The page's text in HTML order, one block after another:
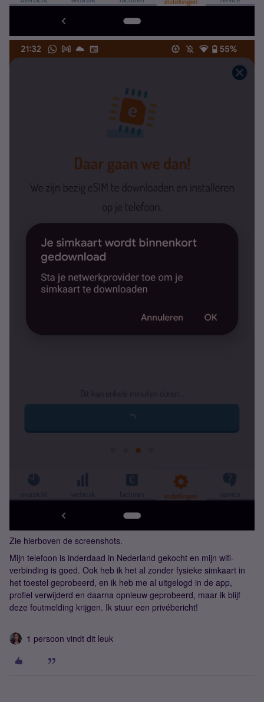
Zie hierboven de screenshots.
Mijn telefoon is inderdaad in Nederland gekocht en mijn wifi-
verbinding is goed. Ook heb ik het al zonder fysieke simkaart in
het toestel geprobeerd, en ik heb me al uitgelogd in de app,
profiel verwijderd en daarna opnieuw geprobeerd, maar ik blijf
deze foutmelding krijgen. Ik stuur een privébericht!
1 persoon vindt dit leuk